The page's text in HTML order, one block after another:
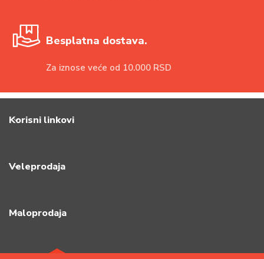
Besplatna dostava.
Za iznose veće od 10.000 RSD
Korisni linkovi
Veleprodaja
Maloprodaja